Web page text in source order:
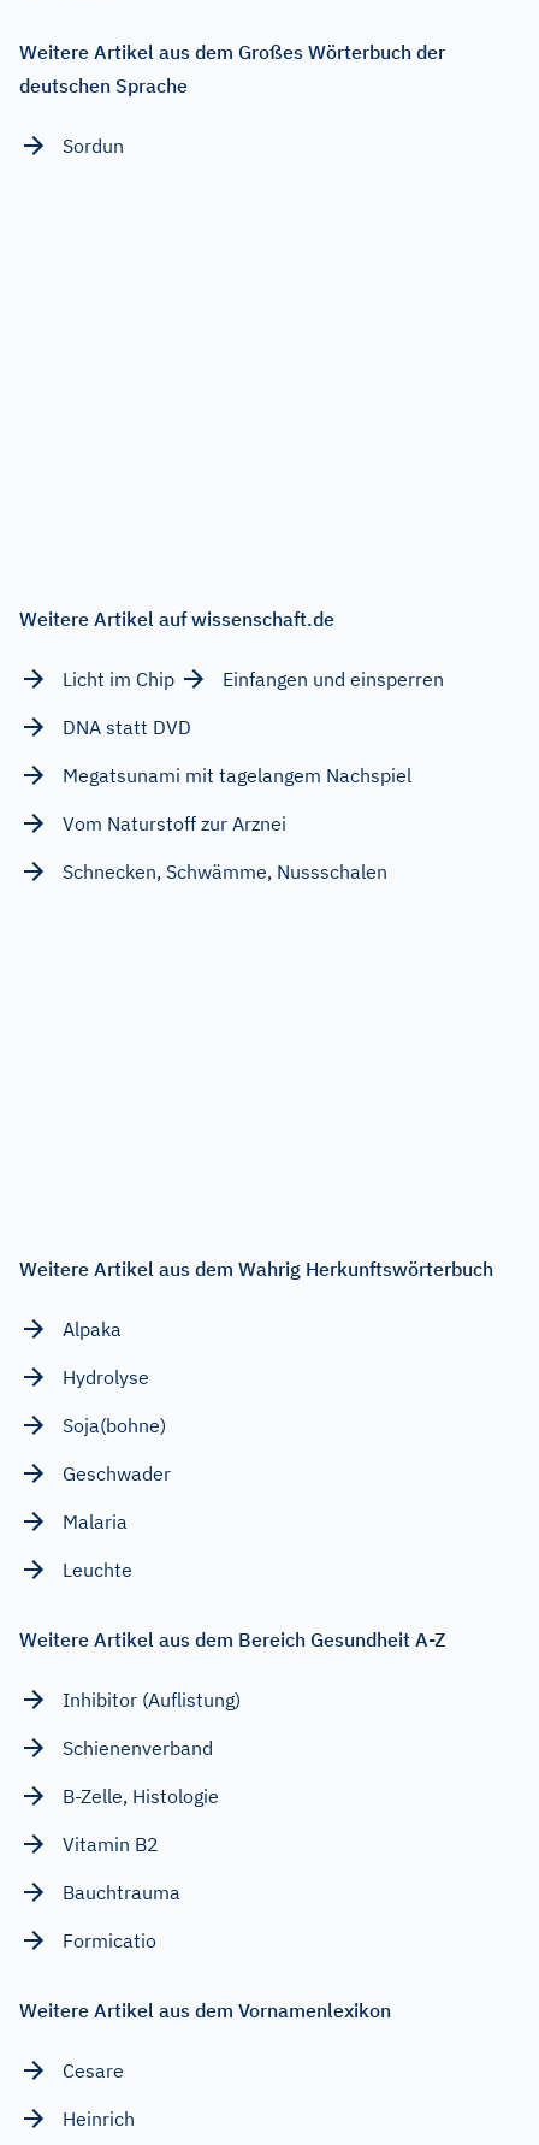
Weitere Artikel aus dem Großes Wörterbuch der
deutschen Sprache
Sordun
Weitere Artikel auf wissenschaft.de
Licht im Chip
Einfangen und einsperren
DNA statt DVD
Megatsunami mit tagelangem Nachspiel
Vom Naturstoff zur Arznei
Schnecken, Schwämme, Nussschalen
Weitere Artikel aus dem Wahrig Herkunftswörterbuch
Alpaka
Hydrolyse
Soja(bohne)
Geschwader
Malaria
Leuchte
Weitere Artikel aus dem Bereich Gesundheit A-Z
Inhibitor (Auflistung)
Schienenverband
B-Zelle, Histologie
Vitamin B2
Bauchtrauma
Formicatio
Weitere Artikel aus dem Vornamenlexikon
Cesare
Heinrich